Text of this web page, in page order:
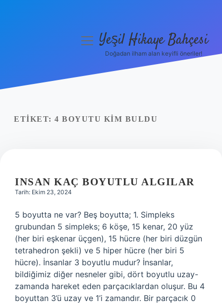
Yasal Uyarı
menüyüYeşil Hikaye Bahçesi
Doğadan ilham alan keyifli öneriler!
ETIKET: 4 BOYUTU KIM BULDU
INSAN KAÇ BOYUTLU ALGILAR
Tarih: Ekim 23, 2024
5 boyutta ne var? Beş boyutta; 1. Simpleks
grubundan 5 simpleks; 6 köşe, 15 kenar, 20 yüz
(her biri eşkenar üçgen), 15 hücre (her biri düzgün
tetrahedron şekli) ve 5 hiper hücre (her biri 5
hücre). İnsanlar 3 boyutlu mudur? İnsanlar,
bildiğimiz diğer nesneler gibi, dört boyutlu uzay-
zamanda hareket eden parçacıklardan oluşur. Bu 4
boyuttan 3’ü uzay ve 1’i zamandır. Bir parçacık 0